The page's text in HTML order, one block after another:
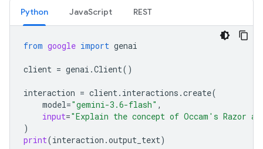
Python JavaScript REST
from google import genai
client = genai .Client()
interaction = client. interactions .create(
model="gemini-3.6-flash" ,
input="Explain the concept of Occam's Razor
)
print(interaction .output_text)